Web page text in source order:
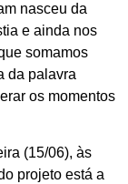
nasceu da
e ainda nos
somamos
da palavra
os momentos
(15/06), às
projeto está a